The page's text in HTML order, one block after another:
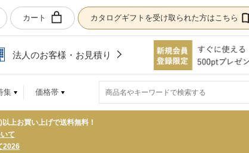
カート カタログギフトを受け取られた方はこちら
法人のお客様・お見積り
集 価格帯
上お買い上げで送料無料！
て
2026